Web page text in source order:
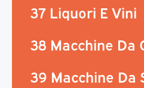
37 Liquori E Vini
38 Macchine Da
39 Macchine Da